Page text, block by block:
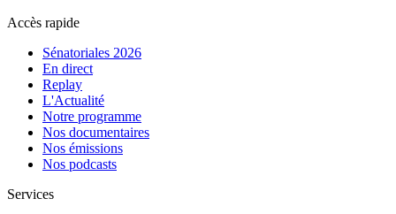
Accès rapide
Sénatoriales 2026
En direct
Replay
L'Actualité
Notre programme
Nos documentaires
Nos émissions
Nos podcasts
Services